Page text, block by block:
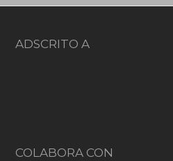
ADSCRITO A
COLABORA CON